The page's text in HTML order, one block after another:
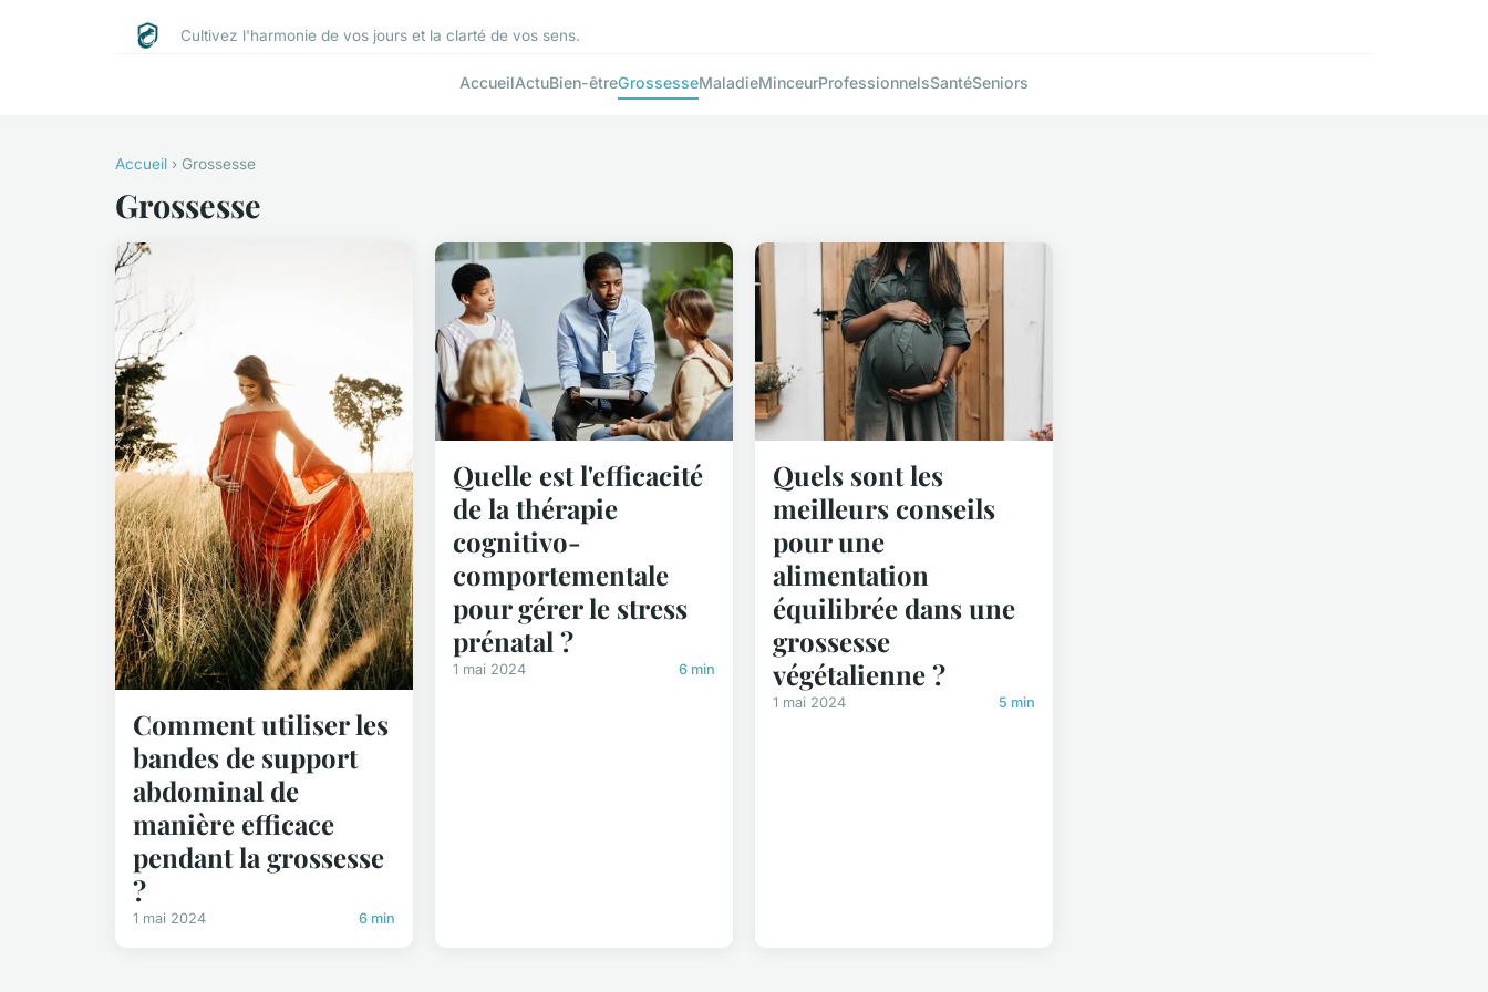
Cultivez l'harmonie de vos jours et la clarté de vos sens.
AccueilActuBien-êtreGrossesseMaladieMinceurProfessionnelsSantéSeniors
Accueil › Grossesse
Grossesse
Comment utiliser les
bandes de support
abdominal de
manière efficace
pendant la grossesse
?
1 mai 2024 6 min
Quelle est l'efficacité
de la thérapie
cognitivo-
comportementale
pour gérer le stress
prénatal ?
1 mai 2024 6 min
Quels sont les
meilleurs conseils
pour une
alimentation
équilibrée dans une
grossesse
végétalienne ?
1 mai 2024 5 min